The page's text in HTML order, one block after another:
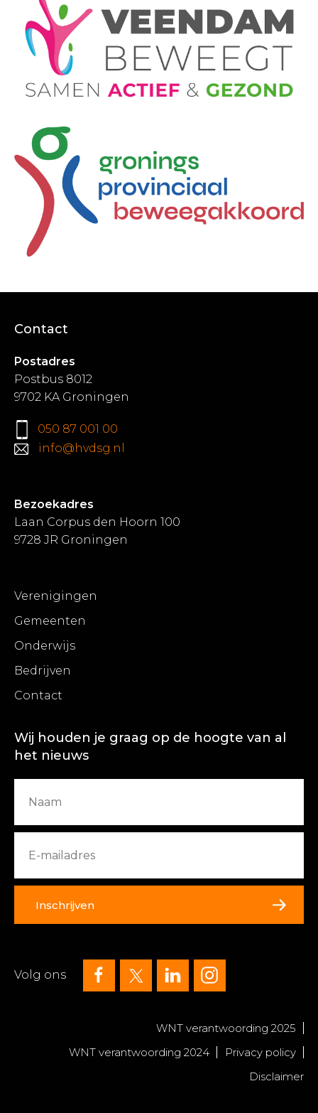
Contact
Postadres
Postbus 8012
9702 KA Groningen
050 87 001 00
info@hvdsg.nl
Bezoekadres
Laan Corpus den Hoorn 100
9728 JR Groningen
Verenigingen
Gemeenten
Onderwijs
Bedrijven
Contact
Wij houden je graag op de hoogte van al
het nieuws
Inschrijven
Volg ons
WNT verantwoording 2025
WNT verantwoording 2024
Privacy policy
Disclaimer